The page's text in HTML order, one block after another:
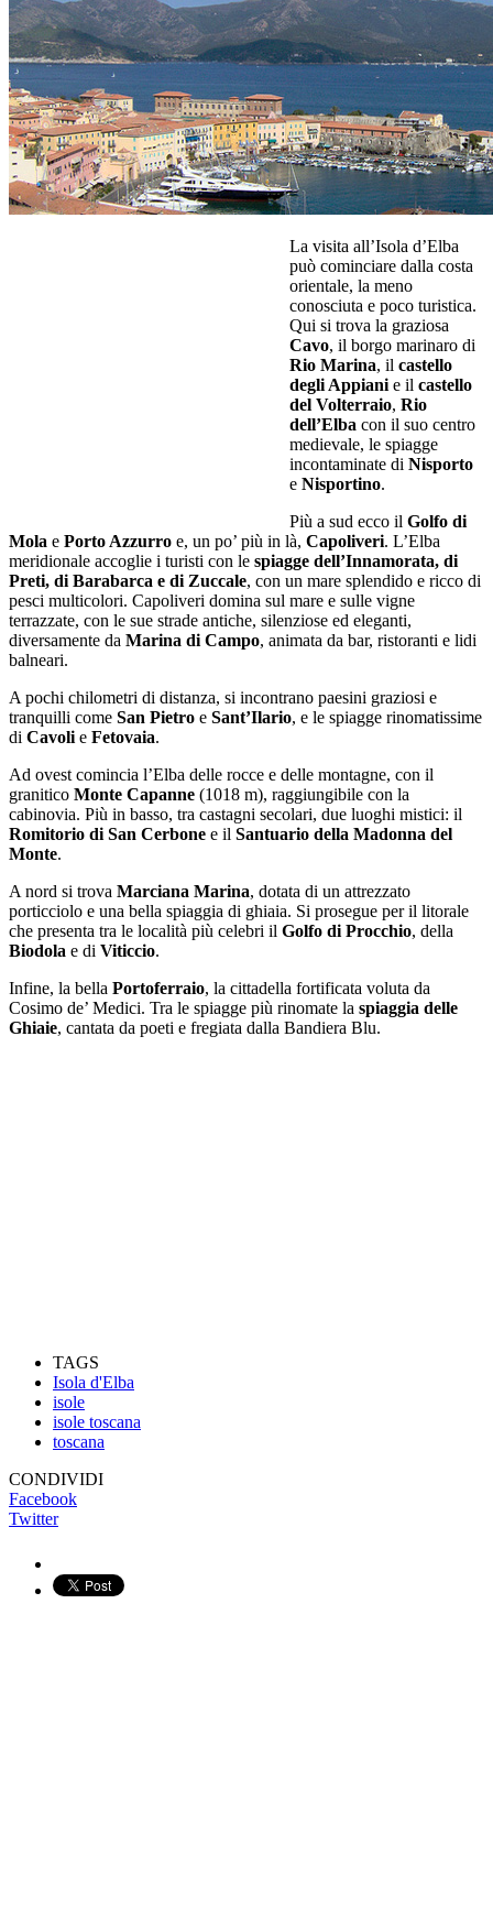
La visita all’Isola d’Elba
può cominciare dalla costa
orientale, la meno
conosciuta e poco turistica.
Qui si trova la graziosa
Cavo, il borgo marinaro di
Rio Marina, il castello
degli Appiani e il castello
del Volterraio, Rio
dell’Elba con il suo centro
medievale, le spiagge
incontaminate di Nisporto
e Nisportino.
Più a sud ecco il Golfo di
Mola e Porto Azzurro e, un po’ più in là, Capoliveri. L’Elba
meridionale accoglie i turisti con le spiagge dell’Innamorata, di
Preti, di Barabarca e di Zuccale, con un mare splendido e ricco di
pesci multicolori. Capoliveri domina sul mare e sulle vigne
terrazzate, con le sue strade antiche, silenziose ed eleganti,
diversamente da Marina di Campo, animata da bar, ristoranti e lidi
balneari.
A pochi chilometri di distanza, si incontrano paesini graziosi e
tranquilli come San Pietro e Sant’Ilario, e le spiagge rinomatissime
di Cavoli e Fetovaia.
Ad ovest comincia l’Elba delle rocce e delle montagne, con il
granitico Monte Capanne (1018 m), raggiungibile con la
cabinovia. Più in basso, tra castagni secolari, due luoghi mistici: il
Romitorio di San Cerbone e il Santuario della Madonna del
Monte.
A nord si trova Marciana Marina, dotata di un attrezzato
porticciolo e una bella spiaggia di ghiaia. Si prosegue per il litorale
che presenta tra le località più celebri il Golfo di Procchio, della
Biodola e di Viticcio.
Infine, la bella Portoferraio, la cittadella fortificata voluta da
Cosimo de’ Medici. Tra le spiagge più rinomate la spiaggia delle
Ghiaie, cantata da poeti e fregiata dalla Bandiera Blu.
TAGS
Isola d'Elba
isole
isole toscana
toscana
CONDIVIDI
Facebook
Twitter